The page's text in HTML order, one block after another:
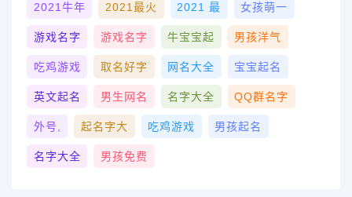
2021牛年 2021最火 2021 最 女孩萌一
游戏名字 游戏名字 牛宝宝起 男孩洋气
吃鸡游戏 取名好字 网名大全 宝宝起名
英文起名 男生网名 名字大全 QQ群名字
外号, 起名字大 吃鸡游戏 男孩起名
名字大全 男孩免费